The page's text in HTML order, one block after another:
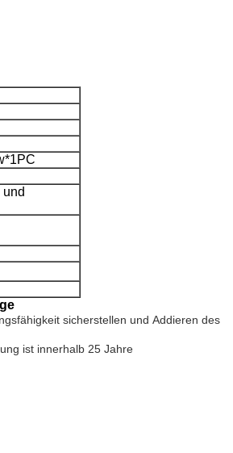
sicherstellen und Addieren des
ist innerhalb 25 Jahre